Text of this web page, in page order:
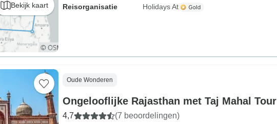
Bekijk kaart
Reisorganisatie
Holidays At
Oude Wonderen
Ongelooflijke Rajasthan met Taj Mahal Tour
4,7 (7 beoordelingen)